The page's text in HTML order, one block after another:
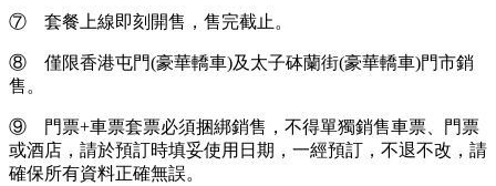
⑦ 套餐上線即刻開售，售完截止。
⑧ 僅限香港屯門(豪華轎車)及太子砵蘭街(豪華轎車)門市銷
售。
⑨ 門票+車票套票必須捆綁銷售，不得單獨銷售車票、門票
或酒店，請於預訂時填妥使用日期，一經預訂，不退不改，請
確保所有資料正確無誤。